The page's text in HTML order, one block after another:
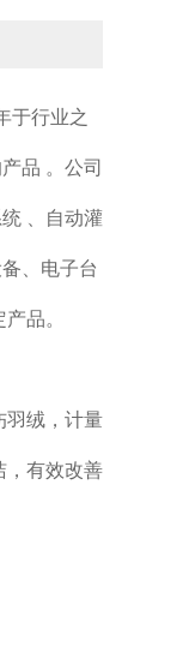
于行业之
品 。公司
、自动灌
、电子台
品。
羽绒，计量
，有效改善